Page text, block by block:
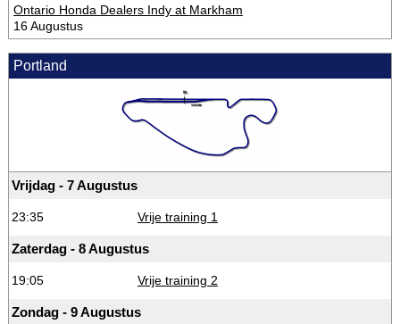
Ontario Honda Dealers Indy at Markham
16 Augustus
Portland
Vrijdag - 7 Augustus
23:35 Vrije training 1
Zaterdag - 8 Augustus
19:05 Vrije training 2
Zondag - 9 Augustus